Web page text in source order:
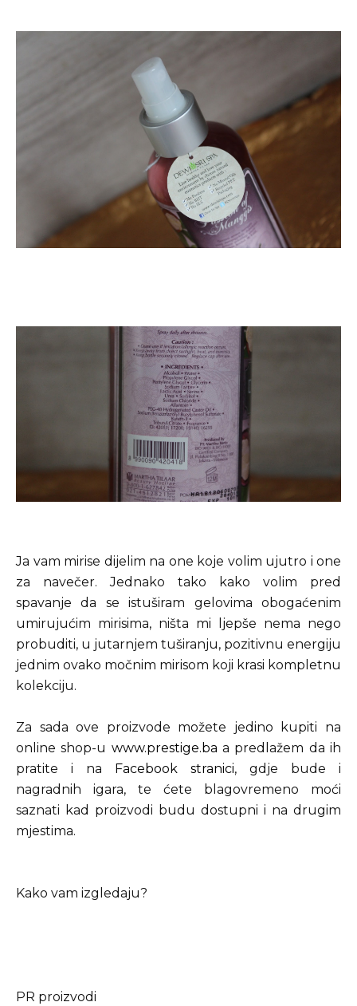
Ja vam mirise dijelim na one koje volim ujutro i one
za navečer. Jednako tako kako volim pred
spavanje da se istuširam gelovima obogaćenim
umirujućim mirisima, ništa mi ljepše nema nego
probuditi, u jutarnjem tuširanju, pozitivnu energiju
jednim ovako močnim mirisom koji krasi kompletnu
kolekciju.
Za sada ove proizvode možete jedino kupiti na
online shop-u www.prestige.ba a predlažem da ih
pratite i na
Facebook stranici, gdje bude i
nagradnih igara, te ćete blagovremeno moći
saznati kad proizvodi budu dostupni i na drugim
mjestima.
Kako vam izgledaju?
PR proizvodi